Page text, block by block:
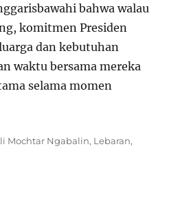
bahwa walau
komitmen Presiden
dan kebutuhan
waktu bersama mereka
selama momen
Mochtar Ngabalin, Lebaran,